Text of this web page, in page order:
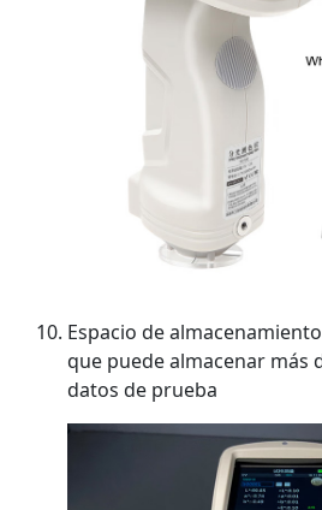
Espacio de
que puede almacenar más
datos de prueba